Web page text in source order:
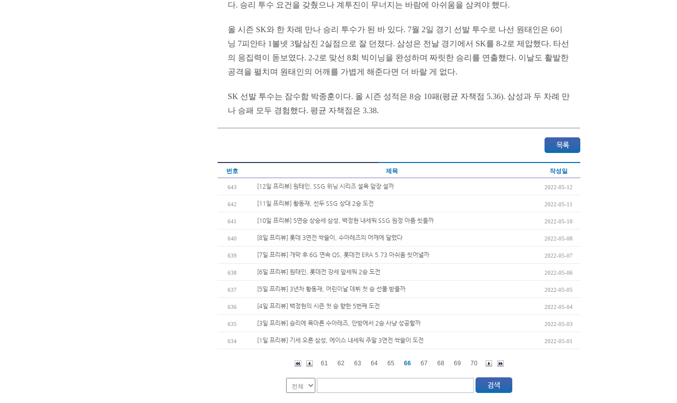
다. 승리 투수 요건을 갖췄으나 계투진이 무너지는 바람에 아쉬움을 삼켜야 했다.
올 시즌 SK와 한 차례 만나 승리 투수가 된 바 있다. 7월 2일 경기 선발 투수로 나선 원태인은 6이
닝 7피안타 1볼넷 3탈삼진 2실점으로 잘 던졌다. 삼성은 전날 경기에서 SK를 8-2로 제압했다. 타선
의 응집력이 돋보였다. 2-2로 맞선 8회 빅이닝을 완성하며 짜릿한 승리를 연출했다. 이날도 활발한
공격을 펼치며 원태인의 어깨를 가볍게 해준다면 더 바랄 게 없다.
SK 선발 투수는 잠수함 박종훈이다. 올 시즌 성적은 8승 10패(평균 자책점 5.36). 삼성과 두 차례 만
나 승패 모두 경험했다. 평균 자책점은 3.38.
번호 제목 작성일
643 [12일 프리뷰] 원태인, SSG 위닝 시리즈 설욕 앞장 설까 2022-05-12
642 [11일 프리뷰] 황동재, 선두 SSG 상대 2승 도전 2022-05-11
641 [10일 프리뷰] 5연승 상승세 삼성, 백정현 내세워 SSG 원정 아픔 씻을까 2022-05-10
640 [8일 프리뷰] 롯데 3연전 싹쓸이, 수아레즈의 어깨에 달렸다 2022-05-08
639 [7일 프리뷰] 개막 후 6G 연속 QS, 롯데전 ERA 5.73 아쉬움 씻어낼까 2022-05-07
638 [6일 프리뷰] 원태인, 롯데전 강세 앞세워 2승 도전 2022-05-06
637 [5일 프리뷰] 3년차 황동재, 어린이날 데뷔 첫 승 선물 받을까 2022-05-05
636 [4일 프리뷰] 백정현의 시즌 첫 승 향한 5번째 도전 2022-05-04
635 [3일 프리뷰] 승리에 목마른 수아레즈, 안방에서 2승 사냥 성공할까 2022-05-03
634 [1일 프리뷰] 기세 오른 삼성, 에이스 내세워 주말 3연전 싹쓸이 도전 2022-05-01
61 62 63 64 65 66 67 68 69 70